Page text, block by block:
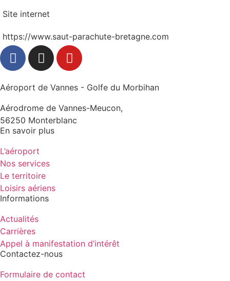
Site internet
https://www.saut-parachute-bretagne.com
Aéroport de Vannes - Golfe du Morbihan
Aérodrome de Vannes-Meucon,
56250 Monterblanc
En savoir plus
L’aéroport
Nos services
Le territoire
Loisirs aériens
Informations
Actualités
Carrières
Appel à manifestation d’intérêt
Contactez-nous
Formulaire de contact